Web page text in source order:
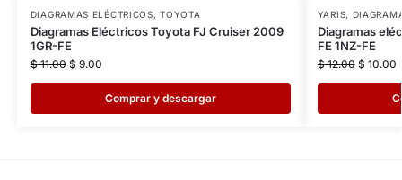
DIAGRAMAS ELÉCTRICOS,TOYOTA
Diagramas Eléctricos Toyota FJ Cruiser 2009
1GR-FE
$11.00 $ 9.00
Comprar y descargar
YARIS,
Diagramas
FE 1NZ-FE
$12.00 $ 10.00